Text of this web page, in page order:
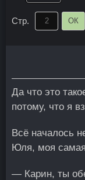
Стр. ОК
Да что это
потому, что я
Всё началось
Юля, моя самая
— Карин, ты